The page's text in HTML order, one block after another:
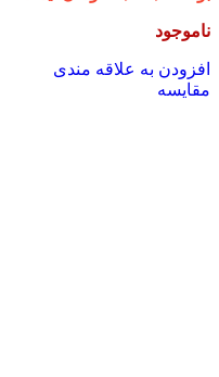
ناموجود
افزودن به علاقه مندی
مقایسه